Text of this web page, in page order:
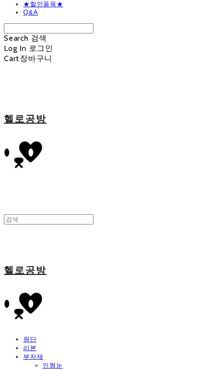
★할인품목★
Q&A
Search 검색
Log In 로그인
Cart장바구니
헬로공방
헬로공방
원단
리본
부자재
인형눈